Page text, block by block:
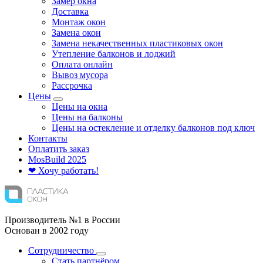
Доставка
Монтаж окон
Замена окон
Замена некачественных пластиковых окон
Утепление балконов и лоджий
Оплата онлайн
Вывоз мусора
Рассрочка
Цены
Цены на окна
Цены на балконы
Цены на остекление и отделку балконов под ключ
Контакты
Оплатить заказ
MosBuild 2025
❤ Хочу работать!
Производитель №1 в России
Основан в 2002 году
Сотрудничество
Стать партнёром